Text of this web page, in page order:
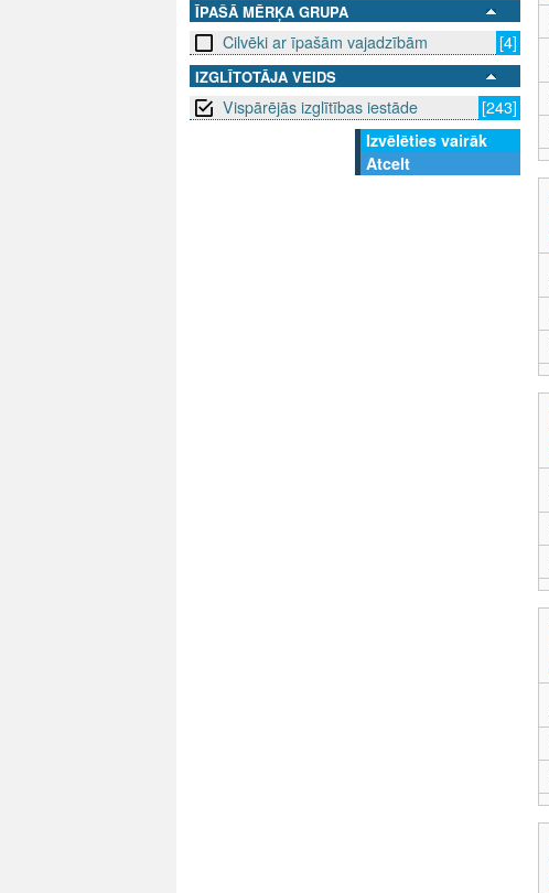
ĪPAŠĀ MĒRĶA GRUPA
Cilvēki ar īpašām vajadzībām [4]
IZGLĪTOTĀJA VEIDS
Vispārējās izglītības iestāde
[243]
Izvēlēties vairāk
Atcelt